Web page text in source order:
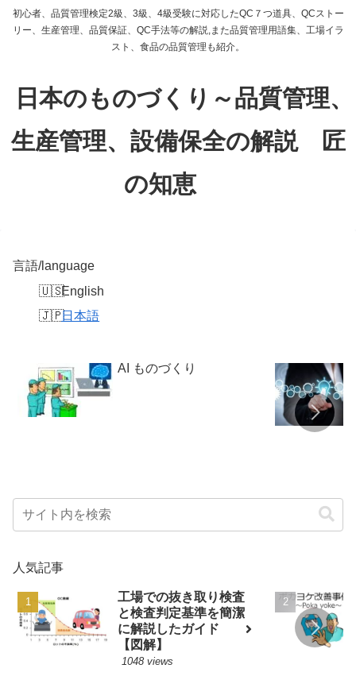
初心者、品質管理検定2級、3級、4級受験に対応したQC７つ道具、QCストー
リー、生産管理、品質保証、QC手法等の解説,また品質管理用語集、工場イラ
スト、食品の品質管理も紹介。
日本のものづくり～品質管理、
生産管理、設備保全の解説 匠
の知恵
言語/language
English
日本語
AI ものづくり
人気記事
工場での抜き取り検査
と検査判定基準を簡潔
に解説したガイド
【図解】
1048 views